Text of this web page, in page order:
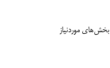
بخش‌های موردنیاز